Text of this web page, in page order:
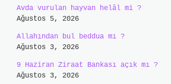
Avda vurulan hayvan helâl mi ?
Ağustos 5, 2026
Allahından bul beddua mı ?
Ağustos 3, 2026
9 Haziran Ziraat Bankası açık mı ?
Ağustos 3, 2026